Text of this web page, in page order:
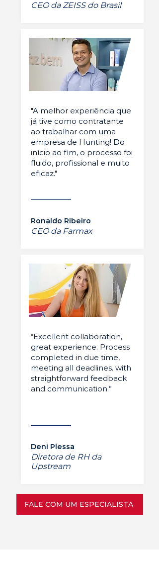
CEO da ZEISS do Brasil
"A melhor experiência que
já tive como contratante
ao trabalhar com uma
empresa de Hunting! Do
início ao fim, o processo foi
fluido, profissional e muito
eficaz."
Ronaldo Ribeiro
CEO da Farmax
“Excellent collaboration,
great experience. Process
completed in due time,
meeting all deadlines. with
straightforward feedback
and communication.”
Deni Plessa
Diretora de RH da
Upstream
FALE COM UM ESPECIALISTA